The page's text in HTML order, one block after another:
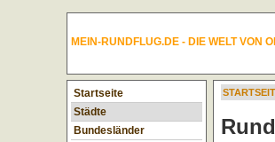
MEIN-RUNDFLUG.DE - DIE WELT VON
Startseite
Städte
Bundesländer